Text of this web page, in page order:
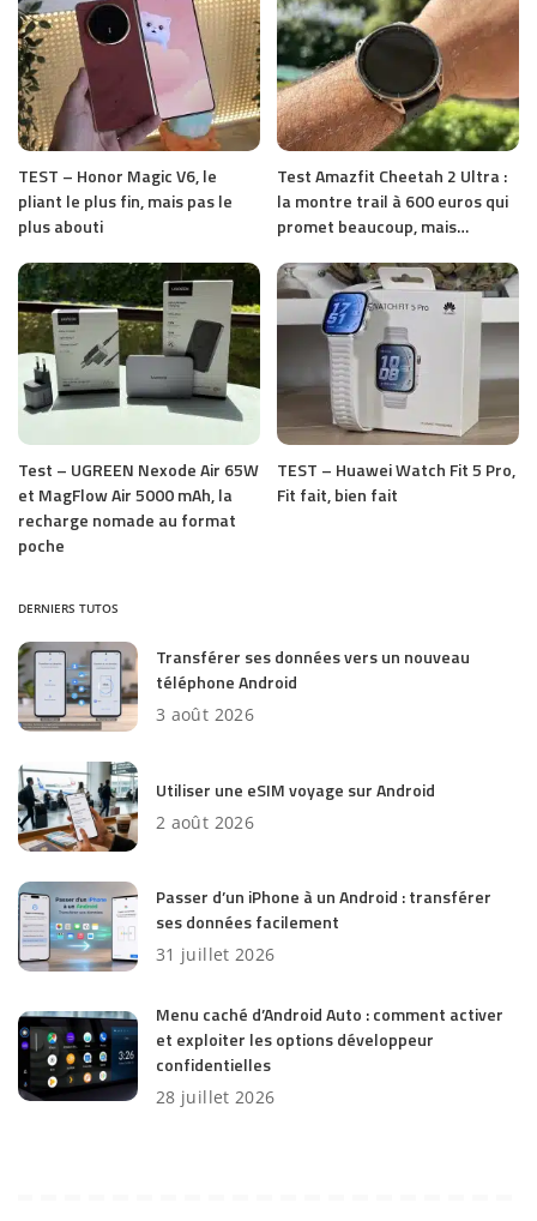
TEST – Honor Magic V6, le
pliant le plus fin, mais pas le
plus abouti
Test Amazfit Cheetah 2 Ultra :
la montre trail à 600 euros qui
promet beaucoup, mais…
Test – UGREEN Nexode Air 65W
et MagFlow Air 5000 mAh, la
recharge nomade au format
poche
TEST – Huawei Watch Fit 5 Pro,
Fit fait, bien fait
DERNIERS TUTOS
Transférer ses données vers un nouveau
téléphone Android
3 août 2026
Utiliser une eSIM voyage sur Android
2 août 2026
Passer d’un iPhone à un Android : transférer
ses données facilement
31 juillet 2026
Menu caché d’Android Auto : comment activer
et exploiter les options développeur
confidentielles
28 juillet 2026